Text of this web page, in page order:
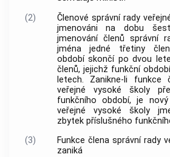
(2)
Členové správní rady
jmenováni na dobu
jmenování členů správní
jména jedné třetiny
období skončí po dvou
členů, jejichž funkční
letech. Zanikne-li funkce
veřejné vysoké školy
funkčního období, je
veřejné vysoké školy
zbytek příslušného
(3)
Funkce člena správní rady
zaniká